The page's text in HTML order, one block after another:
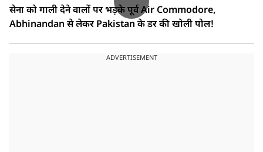
सेना को गाली देने वालों पर भड़के पूर्व Air Commodore,
Abhinandan से लेकर Pakistan के डर की खोली पोल!
ADVERTISEMENT